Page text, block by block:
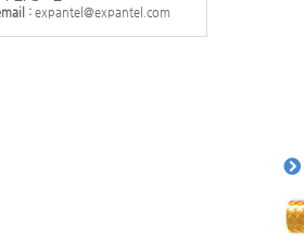
: expantel@expantel.com